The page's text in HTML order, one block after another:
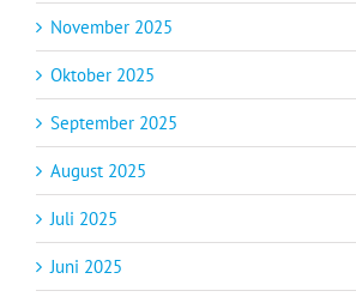
November 2025
Oktober 2025
September 2025
August 2025
Juli 2025
Juni 2025